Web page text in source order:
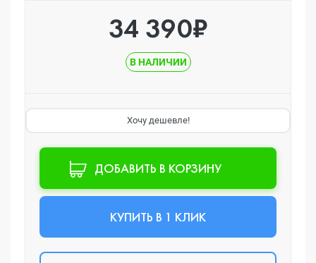
34 390₽
В НАЛИЧИИ
Хочу дешевле!
ДОБАВИТЬ В КОРЗИНУ
КУПИТЬ В 1 КЛИК